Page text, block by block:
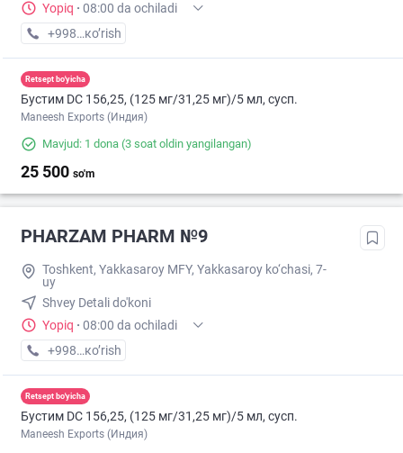
Yopiq · 08:00 da ochiladi
+998 (78) XXX-XX-XX
кo’rish
Retsept bo'yicha
Бустим DС 156,25, (125 мг/31,25 мг)/5 мл, сусп.
Maneesh Exports (Индия)
Mavjud: 1 dona (3 soat oldin yangilangan)
25 500 so'm
PHARZAM PHARM №9
Toshkent, Yakkasaroy MFY, Yakkasaroy ko‘chasi, 7-
uy
Shvey Detali do'koni
Yopiq · 08:00 da ochiladi
+998 (77) XXX-XX-XX
кo’rish
Retsept bo'yicha
Бустим DС 156,25, (125 мг/31,25 мг)/5 мл, сусп.
Maneesh Exports (Индия)